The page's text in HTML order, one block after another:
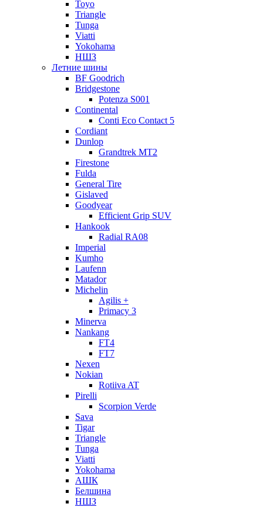
Toyo
Triangle
Tunga
Viatti
Yokohama
НШЗ
Летние шины
BF Goodrich
Bridgestone
Potenza S001
Continental
Conti Eco Contact 5
Cordiant
Dunlop
Grandtrek MT2
Firestone
Fulda
General Tire
Gislaved
Goodyear
Efficient Grip SUV
Hankook
Radial RA08
Imperial
Kumho
Laufenn
Matador
Michelin
Agilis +
Primacy 3
Minerva
Nankang
FT4
FT7
Nexen
Nokian
Rotiiva AT
Pirelli
Scorpion Verde
Sava
Tigar
Triangle
Tunga
Viatti
Yokohama
АШК
Белшина
НШЗ